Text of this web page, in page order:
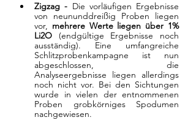
Zigzag - Die vorläufigen Ergebnisse
von neununddreißig Proben liegen
vor, mehrere Werte liegen über 1%
Li2O (endgültige Ergebnisse noch
ausständig). Eine umfangreiche
Schlitzprobenkampagne ist nun
abgeschlossen, die
Analyseergebnisse liegen allerdings
noch nicht vor. Bei den Sichtungen
wurde in vielen der entnommenen
Proben grobkörniges Spodumen
nachgewiesen.